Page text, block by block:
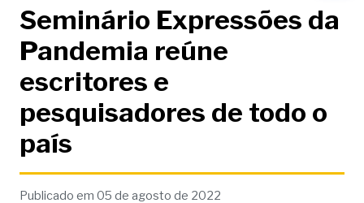
Seminário Expressões da
Pandemia reúne
escritores e
pesquisadores de todo o
país
Publicado em 05 de agosto de 2022